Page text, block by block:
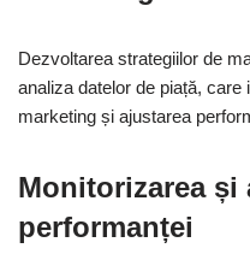
Dezvoltarea strategiilor de
analiza datelor de piață,
marketing și ajustarea
Monitorizarea și
performanței